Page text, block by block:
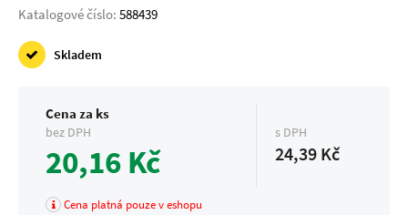
Katalogové číslo: 588439
Skladem
Cena za ks
bez DPH
20,16 Kč
s DPH
24,39 Kč
Cena platná pouze v eshopu